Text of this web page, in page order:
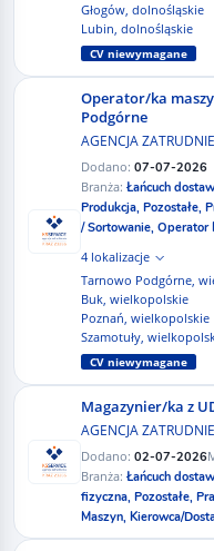
Głogów, dolnośląskie
Lubin, dolnośląskie
CV niewymagane
Operator/ka
Podgórne
AGENCJA
Dodano: 07-07-2026
Branża: Łańcuch
Produkcja, Pozostałe,
/ Sortowanie, Operator
4 lokalizacje
Tarnowo Podgórne,
Buk, wielkopolskie
Poznań, wielkopolskie
Szamotuły,
CV niewymagane
Magazynier/ka z
AGENCJA
Dodano: 02-07-2026
Branża: Łańcuch
fizyczna, Pozostałe,
Maszyn, Kierowca/